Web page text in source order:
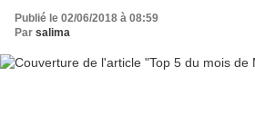
Publié le 02/06/2018 à 08:59
Par salima